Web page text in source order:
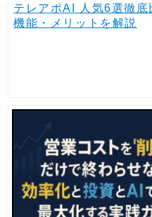
テレアポAI 人気6選徹底
機能・メリットを解説